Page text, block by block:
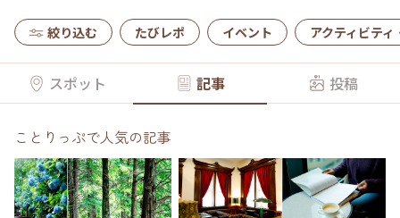
絞り込む たびレポ イベント アクティビティ
スポット 記事 投稿
ことりっぷで人気の記事